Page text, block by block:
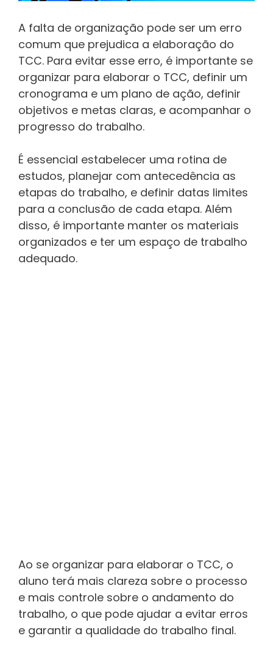
A falta de organização pode ser um erro
comum que prejudica a elaboração do
TCC. Para evitar esse erro, é importante se
organizar para elaborar o TCC, definir um
cronograma e um plano de ação, definir
objetivos e metas claras, e acompanhar o
progresso do trabalho.
É essencial estabelecer uma rotina de
estudos, planejar com antecedência as
etapas do trabalho, e definir datas limites
para a conclusão de cada etapa. Além
disso, é importante manter os materiais
organizados e ter um espaço de trabalho
adequado.
Ao se organizar para elaborar o TCC, o
aluno terá mais clareza sobre o processo
e mais controle sobre o andamento do
trabalho, o que pode ajudar a evitar erros
e garantir a qualidade do trabalho final.